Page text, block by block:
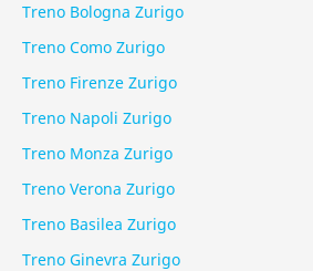
Treno Bologna Zurigo
Treno Como Zurigo
Treno Firenze Zurigo
Treno Napoli Zurigo
Treno Monza Zurigo
Treno Verona Zurigo
Treno Basilea Zurigo
Treno Ginevra Zurigo